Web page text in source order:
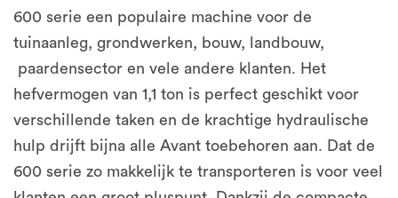
600 serie een populaire machine voor de
tuinaanleg, grondwerken, bouw, landbouw,
paardensector en vele andere klanten. Het
hefvermogen van 1,1 ton is perfect geschikt voor
verschillende taken en de krachtige hydraulische
hulp drijft bijna alle Avant toebehoren aan. Dat de
600 serie zo makkelijk te transporteren is voor veel